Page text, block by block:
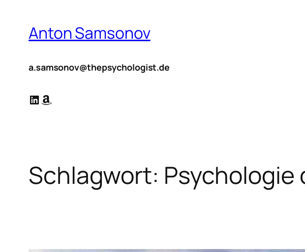
springenAnton Samsonov
a.samsonov@thepsychologist.de
LinkedIn
Amazon
Schlagwort: Psychologie